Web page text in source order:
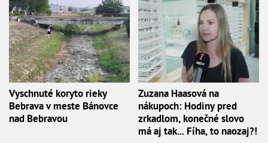
Vyschnuté koryto rieky
Bebrava v meste Bánovce
nad Bebravou
Zuzana Haasová na
nákupoch: Hodiny pred
zrkadlom, konečné slovo
má aj tak... Fíha, to naozaj?!